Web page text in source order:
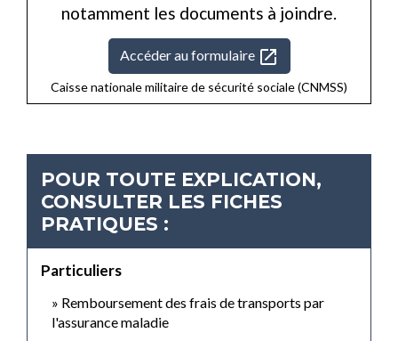
notamment les documents à joindre.
Accéder au formulaire open_in_new
Caisse nationale militaire de sécurité sociale (CNMSS)
POUR TOUTE EXPLICATION,
CONSULTER LES FICHES
PRATIQUES :
Particuliers
Remboursement des frais de transports par
l'assurance maladie